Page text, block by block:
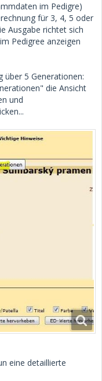
im Pedigre)
für 3, 4, 5 oder
Ausgabe richtet sich
Pedigree anzeigen
über 5 Generationen:
die Ansicht
und
eine detaillierte